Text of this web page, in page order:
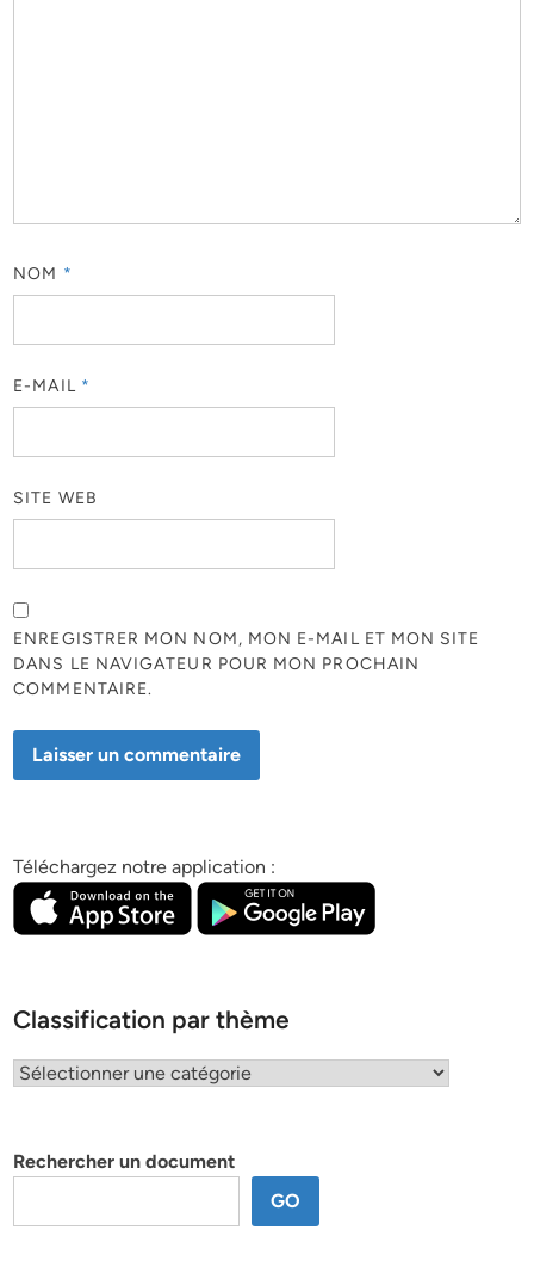
NOM *
E-MAIL *
SITE WEB
ENREGISTRER MON NOM, MON E-MAIL ET MON SITE
DANS LE NAVIGATEUR POUR MON PROCHAIN
COMMENTAIRE.
Téléchargez notre application :
Classification par thème
Classification
Rechercher un document
GO